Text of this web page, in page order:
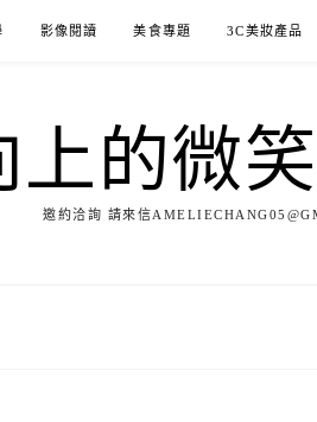
影像閱讀 美食專題 3C美妝產品
上的微
邀約洽詢 請來信